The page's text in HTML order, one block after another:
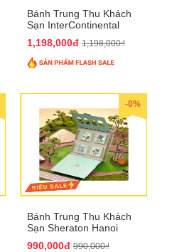
Bánh Trung Thu Khách
Sạn InterContinental
QTTT27
1,198,000đ 1,198,000₫
-0%
Bánh Trung Thu Khách
Sạn Sheraton Hanoi
990,000đ 990,000₫